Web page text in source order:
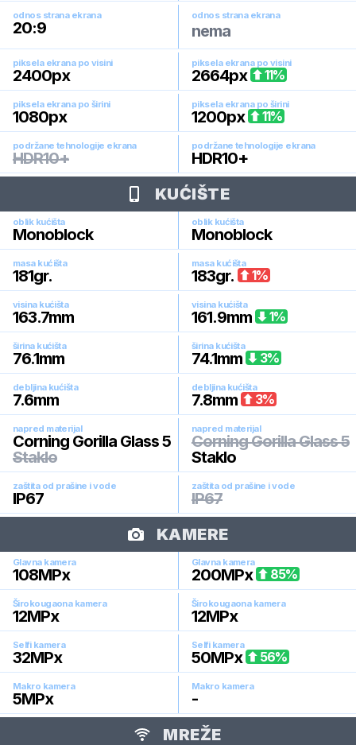
odnos strana ekrana
20:9
odnos strana ekrana
nema
piksela ekrana po visini
2400px
piksela ekrana po visini
2664px 11%
piksela ekrana po širini
1080px
piksela ekrana po širini
1200px 11%
podržane tehnologije ekrana
HDR10+
podržane tehnologije ekrana
HDR10+
KUĆIŠTE
oblik kućišta
Monoblock
oblik kućišta
Monoblock
masa kućišta
181gr.
masa kućišta
183gr. 1%
visina kućišta
163.7mm
visina kućišta
161.9mm 1%
širina kućišta
76.1mm
širina kućišta
74.1mm 3%
debljina kućišta
7.6mm
debljina kućišta
7.8mm 3%
napred materijal
Corning Gorilla Glass 5
Staklo
napred materijal
Corning Gorilla Glass 5
Staklo
zaštita od prašine i vode
IP67
zaštita od prašine i vode
IP67
KAMERE
Glavna kamera
108MPx
Glavna kamera
200MPx 85%
Širokougaona kamera
12MPx
Širokougaona kamera
12MPx
Selfi kamera
32MPx
Selfi kamera
50MPx 56%
Makro kamera
5MPx
Makro kamera
-
MREŽE